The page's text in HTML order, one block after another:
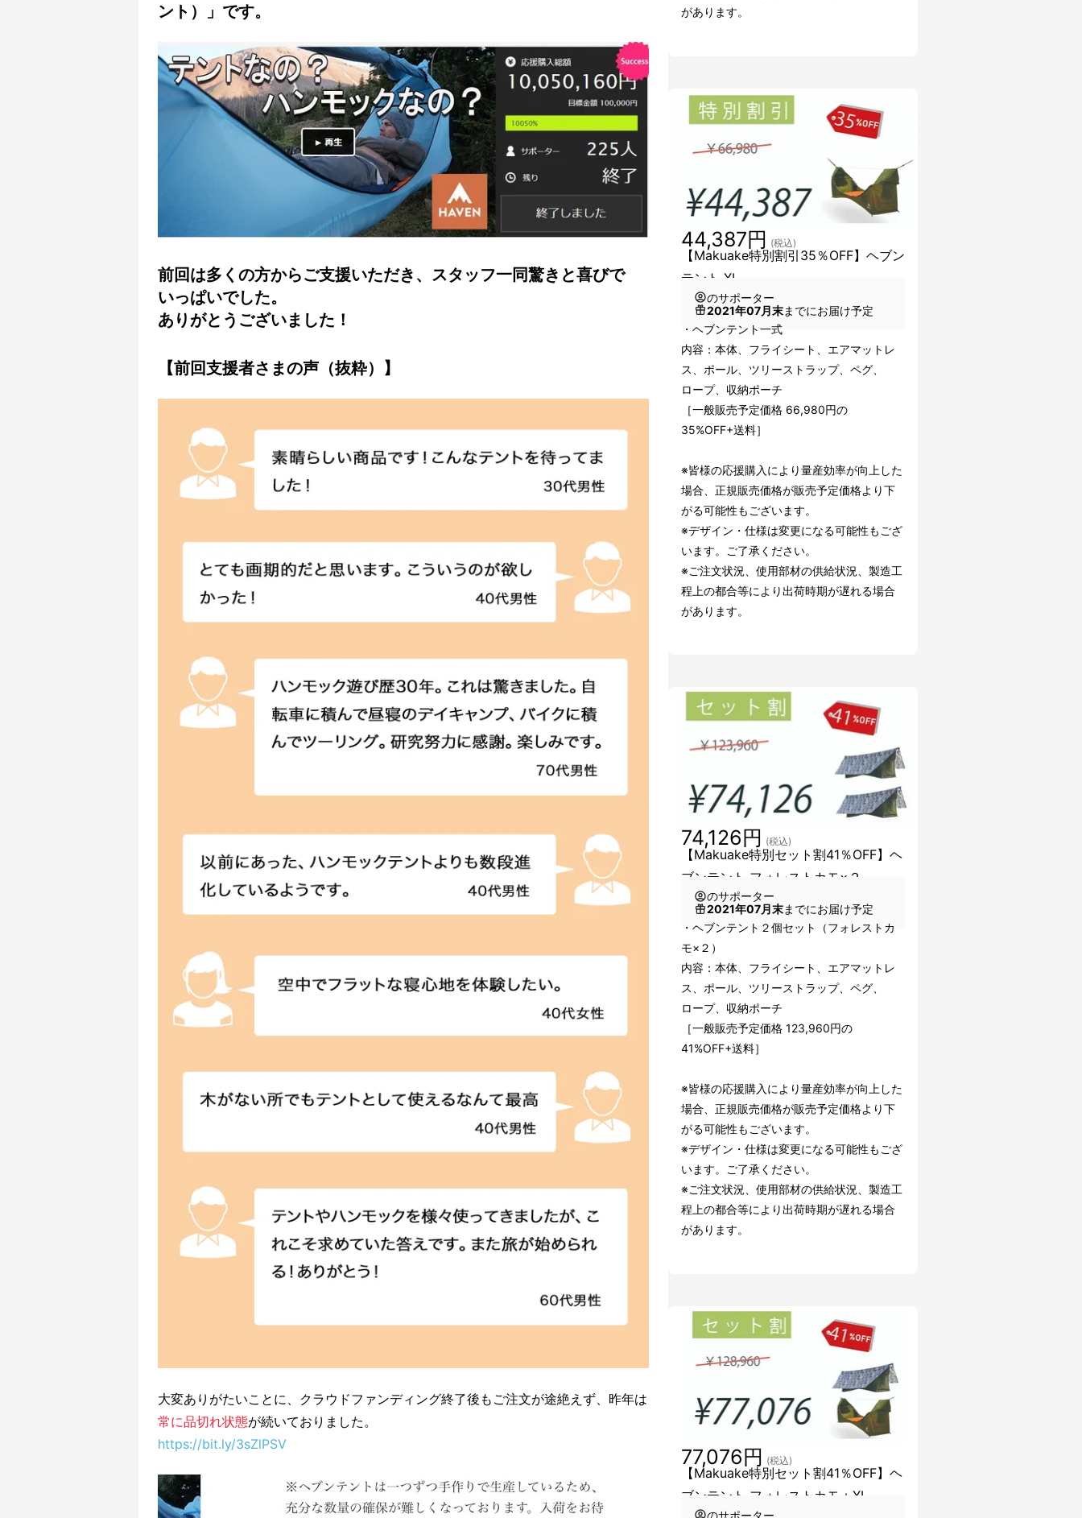
ント）」です。
前回は多くの方からご支援いただき、スタッフ一同驚きと喜びで
いっぱいでした。
ありがとうございました！
【前回支援者さまの声（抜粋）】
大変ありがたいことに、クラウドファンディング終了後もご注文が途絶えず、昨年は
常に品切れ状態が続いておりました。
https://bit.ly/3sZlPSV
があります。
【Makuake特別割引35％OFF】ヘブン
テント XL
44,387円 (税込)
のサポーター
2021年07月末までにお届け予定
・ヘブンテント一式
内容：本体、フライシート、エアマットレ
ス、ポール、ツリーストラップ、ペグ、
ロープ、収納ポーチ
［一般販売予定価格 66,980円の
35%OFF+送料］
※皆様の応援購入により量産効率が向上した
場合、正規販売価格が販売予定価格より下
がる可能性もございます。
※デザイン・仕様は変更になる可能性もござ
います。ご了承ください。
※ご注文状況、使用部材の供給状況、製造工
程上の都合等により出荷時期が遅れる場合
があります。
【Makuake特別セット割41％OFF】ヘ
ブンテント フォレストカモ×２
74,126円 (税込)
のサポーター
2021年07月末までにお届け予定
・ヘブンテント２個セット（フォレストカ
モ×２）
内容：本体、フライシート、エアマットレ
ス、ポール、ツリーストラップ、ペグ、
ロープ、収納ポーチ
［一般販売予定価格 123,960円の
41%OFF+送料］
※皆様の応援購入により量産効率が向上した
場合、正規販売価格が販売予定価格より下
がる可能性もございます。
※デザイン・仕様は変更になる可能性もござ
います。ご了承ください。
※ご注文状況、使用部材の供給状況、製造工
程上の都合等により出荷時期が遅れる場合
があります。
【Makuake特別セット割41％OFF】ヘ
ブンテント フォレストカモ＋XL
77,076円 (税込)
のサポーター